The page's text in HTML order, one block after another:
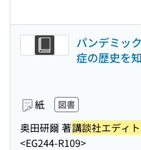
パンデミッ
症の歴史を
紙 図書
奥田研爾 著講談社エディ
<EG244-R109>